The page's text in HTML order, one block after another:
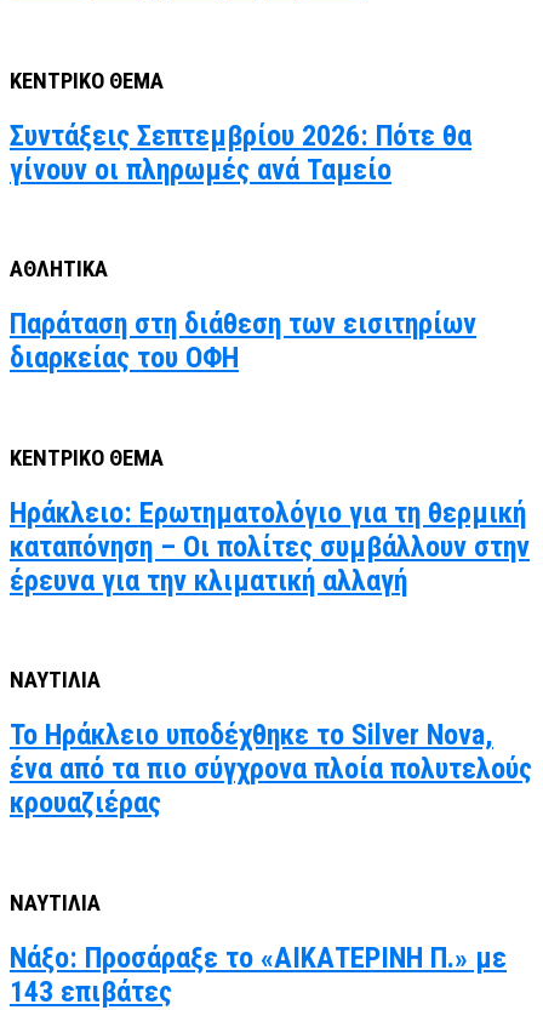
ΚΕΝΤΡΙΚΟ ΘΕΜΑ
Συντάξεις Σεπτεμβρίου 2026: Πότε θα
γίνουν οι πληρωμές ανά Ταμείο
ΑΘΛΗΤΙΚΑ
Παράταση στη διάθεση των εισιτηρίων
διαρκείας του ΟΦΗ
ΚΕΝΤΡΙΚΟ ΘΕΜΑ
Ηράκλειο: Ερωτηματολόγιο για τη θερμική
καταπόνηση – Οι πολίτες συμβάλλουν στην
έρευνα για την κλιματική αλλαγή
ΝΑΥΤΙΛΙΑ
Το Ηράκλειο υποδέχθηκε το Silver Nova,
ένα από τα πιο σύγχρονα πλοία πολυτελούς
κρουαζιέρας
ΝΑΥΤΙΛΙΑ
Νάξο: Προσάραξε το «ΑΙΚΑΤΕΡΙΝΗ Π.» με
143 επιβάτες